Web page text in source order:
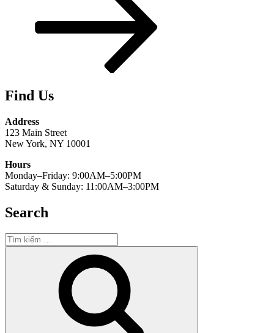
Find Us
Address
123 Main Street
New York, NY 10001
Hours
Monday–Friday: 9:00AM–5:00PM
Saturday & Sunday: 11:00AM–3:00PM
Search
Tìm
kiếm: